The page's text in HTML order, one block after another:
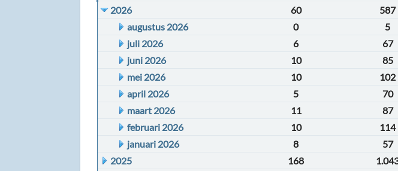
2026
60 587
augustus 2026
0 5
juli 2026
6 67
juni 2026
10 85
mei 2026
10 102
april 2026
5 70
maart 2026
11 87
februari 2026
10 114
januari 2026
8 57
2025
168